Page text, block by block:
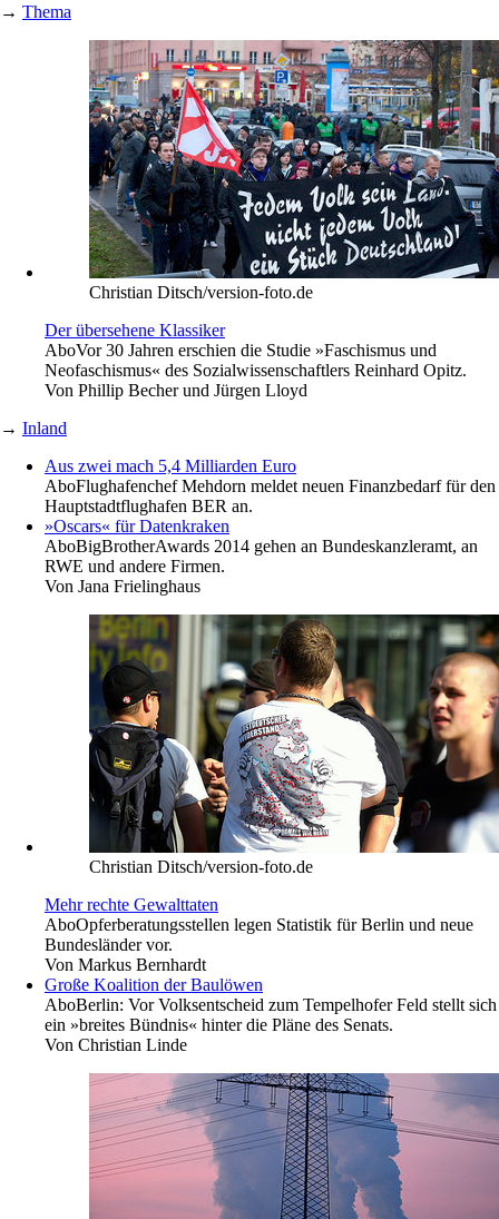
→ Thema
Christian Ditsch/version-foto.de
Der übersehene Klassiker
AboVor 30 Jahren erschien die Studie »Faschismus und
Neofaschismus« des Sozialwissenschaftlers Reinhard Opitz.
Von Phillip Becher und Jürgen Lloyd
→ Inland
Aus zwei mach 5,4 Milliarden Euro
AboFlughafenchef Mehdorn meldet neuen Finanzbedarf für den
Hauptstadtflughafen BER an.
»Oscars« für Datenkraken
AboBigBrotherAwards 2014 gehen an Bundeskanzleramt, an
RWE und andere Firmen.
Von Jana Frielinghaus
Christian Ditsch/version-foto.de
Mehr rechte Gewalttaten
AboOpferberatungsstellen legen Statistik für Berlin und neue
Bundesländer vor.
Von Markus Bernhardt
Große Koalition der Baulöwen
AboBerlin: Vor Volksentscheid zum Tempelhofer Feld stellt sich
ein »breites Bündnis« hinter die Pläne des Senats.
Von Christian Linde